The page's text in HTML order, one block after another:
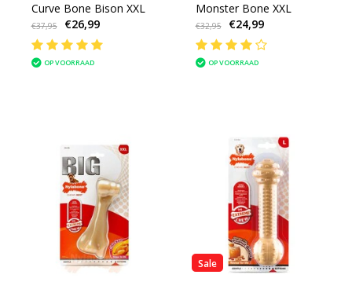
Curve Bone Bison XXL
€37,95 €26,99
OP VOORRAAD
Monster Bone XXL
€32,95 €24,99
OP VOORRAAD
Sale